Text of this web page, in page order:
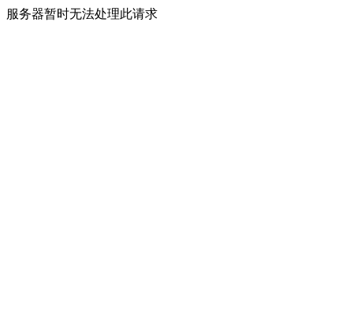
服务器暂时无法处理此请求